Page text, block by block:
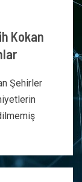
Kokan
Şehirler